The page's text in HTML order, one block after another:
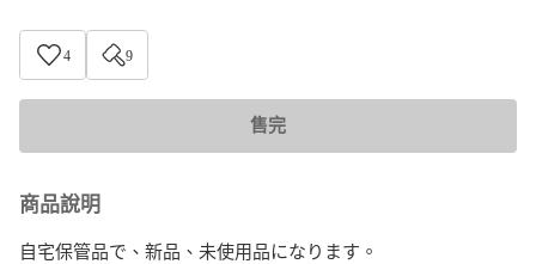
4 9
售完
商品說明
自宅保管品で、新品、未使用品になります。